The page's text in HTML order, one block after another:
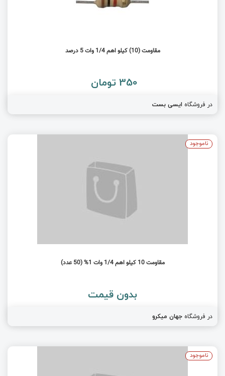
مقاومت (10) کیلو اهم 1/4 وات 5 درصد
350 تومان
در فروشگاه ایسی بست
مقاومت 10 کیلو اهم 1/4 وات 1% (50 عدد)
بدون قیمت
در فروشگاه جهان میکرو
ناموجود
ناموجود